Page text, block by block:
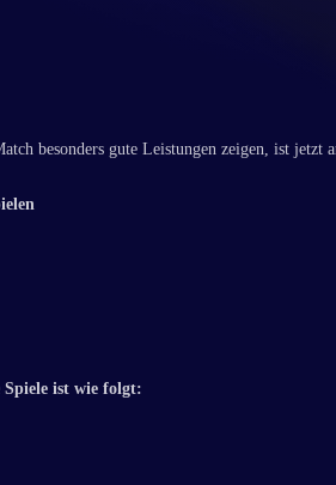
besonders gute Leistungen zeigen, ist jetzt
ist wie folgt: